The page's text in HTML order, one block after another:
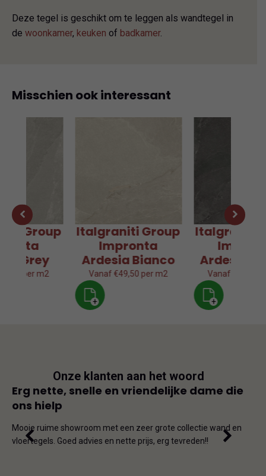
Deze tegel is geschikt om te leggen als wandtegel in
de woonkamer, keuken of badkamer.
Misschien ook interessant
Group
Grey
per m2
Italgraniti Group
Impronta
Ardesia Bianco
Vanaf €49,50 per m2
+
Italgraniti
Ardesia
Vanaf €49,50
+
Onze klanten aan het woord
Erg nette, snelle en vriendelijke dame die
ons hielp
Mooie ruime showroom met een zeer grote collectie wand en
vloertegels. Goed advies en nette prijs, erg tevreden!!